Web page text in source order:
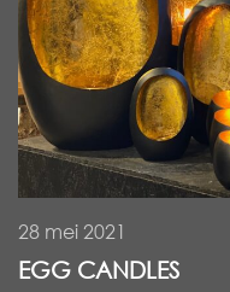
28 mei 2021
EGG CANDLES